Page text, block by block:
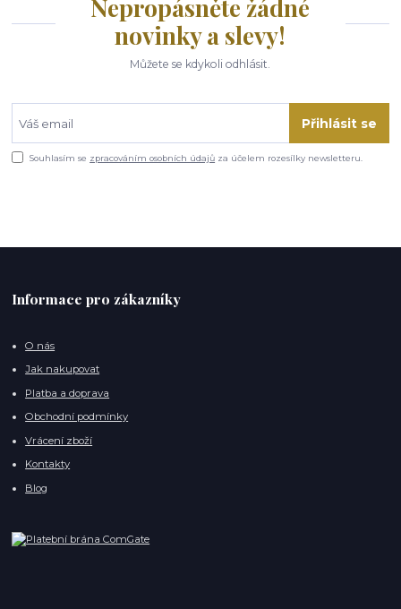
Nepropásněte žádné
novinky a slevy!
Můžete se kdykoli odhlásit.
Přihlásit se
Souhlasím se zpracováním osobních údajů za účelem rozesílky newsletteru.
Informace pro zákazníky
O nás
Jak nakupovat
Platba a doprava
Obchodní podmínky
Vrácení zboží
Kontakty
Blog